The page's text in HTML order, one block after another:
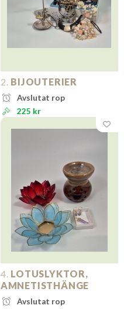
2. BIJOUTERIER
Avslutat rop
225 kr
4. LOTUSLYKTOR,
AMNETISTHÄNGE
Avslutat rop